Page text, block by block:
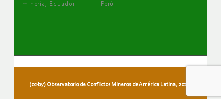
minería, Ecuador
Perú
(cc-by) Observatorio de Conflictos Mineros de América Latina, 2026